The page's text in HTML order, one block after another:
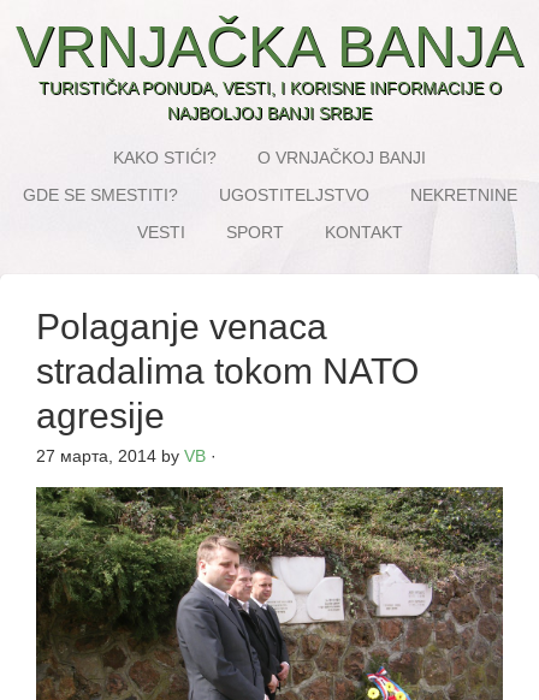
VRNJAČKA BANJA
TURISTIČKA PONUDA, VESTI, I KORISNE INFORMACIJE O
NAJBOLJOJ BANJI SRBJE
KAKO STIĆI?
O VRNJAČKOJ BANJI
GDE SE SMESTITI?
UGOSTITELJSTVO
NEKRETNINE
VESTI
SPORT KONTAKT
Polaganje venaca
stradalima tokom NATO
agresije
27 марта, 2014 by VB ·